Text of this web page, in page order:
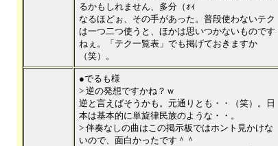
るかもしれません、多分（ｫｨ
なるほどぉ、その手があった。普段使わないテク
は一つ二つ使うと、ほかは思いつかないものです
ねぇ。「テク一覧表」でも掲げておきますか
（笑）。
●でるも様
> 逆の発想ですかね？ｗ
逆と言えばそうかも。元通りとも・・（笑）。日
本は基本的に単旋律民族のような・・。
> 伴奏なしの曲はこの掲示板ではホント見かけな
いので、面白かったです＾＾